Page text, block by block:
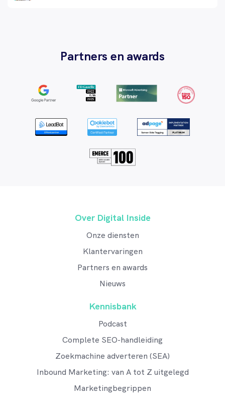
Partners en awards
Over Digital Inside
Onze diensten
Klantervaringen
Partners en awards
Nieuws
Kennisbank
Podcast
Complete SEO-handleiding
Zoekmachine adverteren (SEA)
Inbound Marketing: van A tot Z uitgelegd
Marketingbegrippen